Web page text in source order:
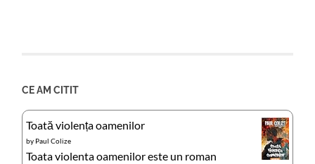
CE AM CITIT
Toată violența oamenilor
by Paul Colize
Toata violenta oamenilor este un roman